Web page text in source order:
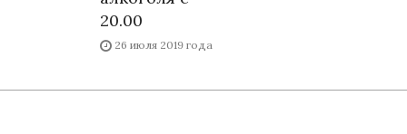
20.00
26 июля 2019 года